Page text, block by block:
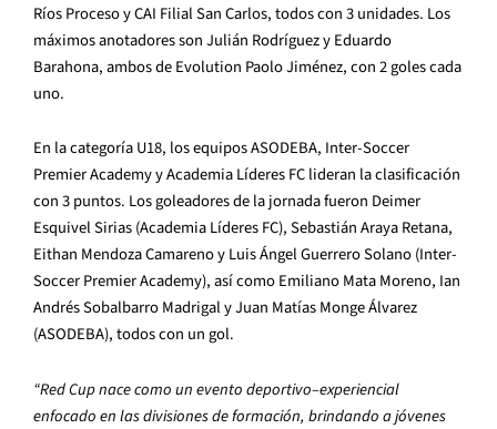
Ríos Proceso y CAI Filial San Carlos, todos con 3 unidades. Los
máximos anotadores son Julián Rodríguez y Eduardo
Barahona, ambos de Evolution Paolo Jiménez, con 2 goles cada
uno.
En la categoría U18, los equipos ASODEBA, Inter-Soccer
Premier Academy y Academia Líderes FC lideran la clasificación
con 3 puntos. Los goleadores de la jornada fueron Deimer
Esquivel Sirias (Academia Líderes FC), Sebastián Araya Retana,
Eithan Mendoza Camareno y Luis Ángel Guerrero Solano (Inter-
Soccer Premier Academy), así como Emiliano Mata Moreno, Ian
Andrés Sobalbarro Madrigal y Juan Matías Monge Álvarez
(ASODEBA), todos con un gol.
“Red Cup nace como un evento deportivo–experiencial
enfocado en las divisiones de formación, brindando a jóvenes